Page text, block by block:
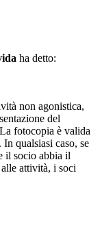
ha detto:
non agonistica,
del
fotocopia è valida
qualsiasi caso, se
il socio abbia il
attività, i soci